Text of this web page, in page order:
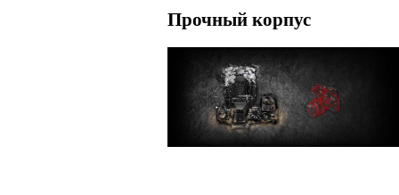
Прочный корпус